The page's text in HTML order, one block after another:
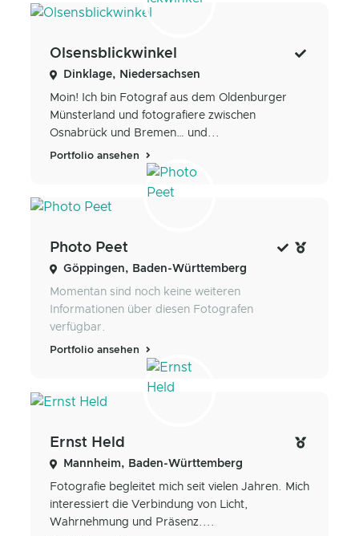
Olsensblickwinkel
Dinklage, Niedersachsen
Moin! Ich bin Fotograf aus dem Oldenburger
Münsterland und fotografiere zwischen
Osnabrück und Bremen… und...
Portfolio ansehen
Photo Peet
Göppingen, Baden-Württemberg
Momentan sind noch keine weiteren
Informationen über diesen Fotografen
verfügbar.
Portfolio ansehen
Ernst Held
Mannheim, Baden-Württemberg
Fotografie begleitet mich seit vielen Jahren. Mich
interessiert die Verbindung von Licht,
Wahrnehmung und Präsenz....